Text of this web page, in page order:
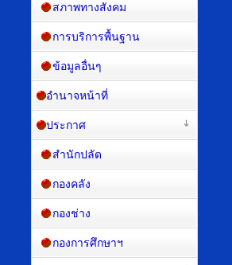
สภาพทางสังคม
การบริการพื้นฐาน
ข้อมูลอื่นๆ
อำนาจหน้าที่
ประกาศ
สำนักปลัด
กองคลัง
กองช่าง
กองการศึกษาฯ